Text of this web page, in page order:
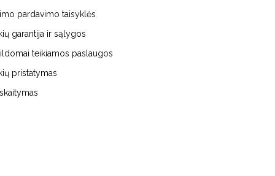
pardavimo taisyklės
garantija ir sąlygos
teikiamos paslaugos
pristatymas